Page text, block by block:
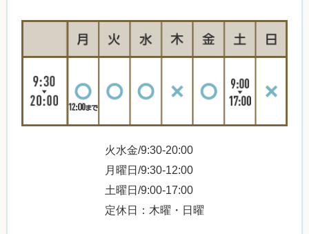
火水金/9:30-20:00
月曜日/9:30-12:00
土曜日/9:00-17:00
定休日：木曜・日曜